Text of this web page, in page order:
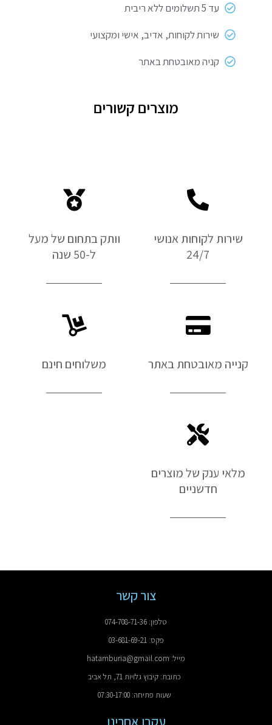
עד 5 תשלומים ללא ריבית
שירות לקוחות, אדיב, אישי ומקצועי
קניה מאובטחת באתר
מוצרים קשורים
שירות לקוחות אנושי
24/7
וותק בתחום של מעל
ל-50 שנה
קנייה מאובטחת באתר משלוחים חינם
מלאי ענק של מוצרים
חדשניים
צור קשר
טלפון: 074-708-71-36
פקס: 03-681-69-21
מייל: hatamburia@gmail.com
כתובת: קיבוץ גלויות 71, תל אביב
שעות פתיחה: 07:30-17:00
עקבו אחרינו